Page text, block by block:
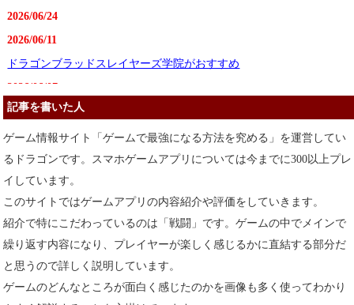
2026/06/24
2026/06/11
ドラゴンブラッドスレイヤーズ学院がおすすめ
2026/06/07
Voidpet ダンジョンがおすすめ
2026/05/27
超自然スクワッドがおすすめ
2026/05/25
ドラゲナイ竜騎士学園がおすすめ
2026/05/20
Suck It Upがおすすめ
率土之濱 大三国志がおすすめ
記事を書いた人
ゲーム情報サイト「ゲームで最強になる方法を究める」を運営してい
るドラゴンです。スマホゲームアプリについては今までに300以上プレ
イしています。
このサイトではゲームアプリの内容紹介や評価をしていきます。
紹介で特にこだわっているのは「戦闘」です。ゲームの中でメインで
繰り返す内容になり、プレイヤーが楽しく感じるかに直結する部分だ
と思うので詳しく説明しています。
ゲームのどんなところが面白く感じたのかを画像も多く使ってわかり